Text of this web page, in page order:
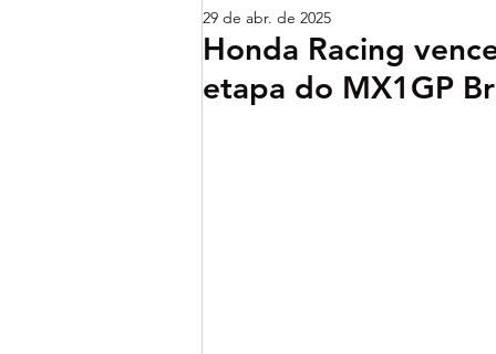
Honda Racing
etapa do MX1GP
29 de abr. de 2025